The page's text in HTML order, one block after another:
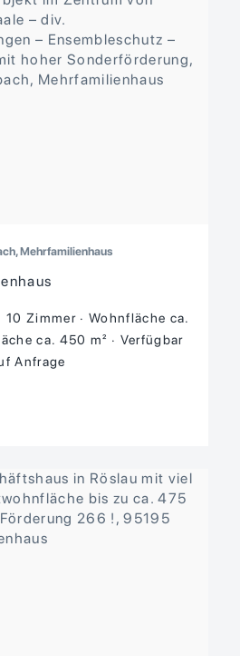
Mehrfamilienhaus
10 Zimmer
Wohnfläche ca.
ca. 450 m²
Verfügbar
Anfrage